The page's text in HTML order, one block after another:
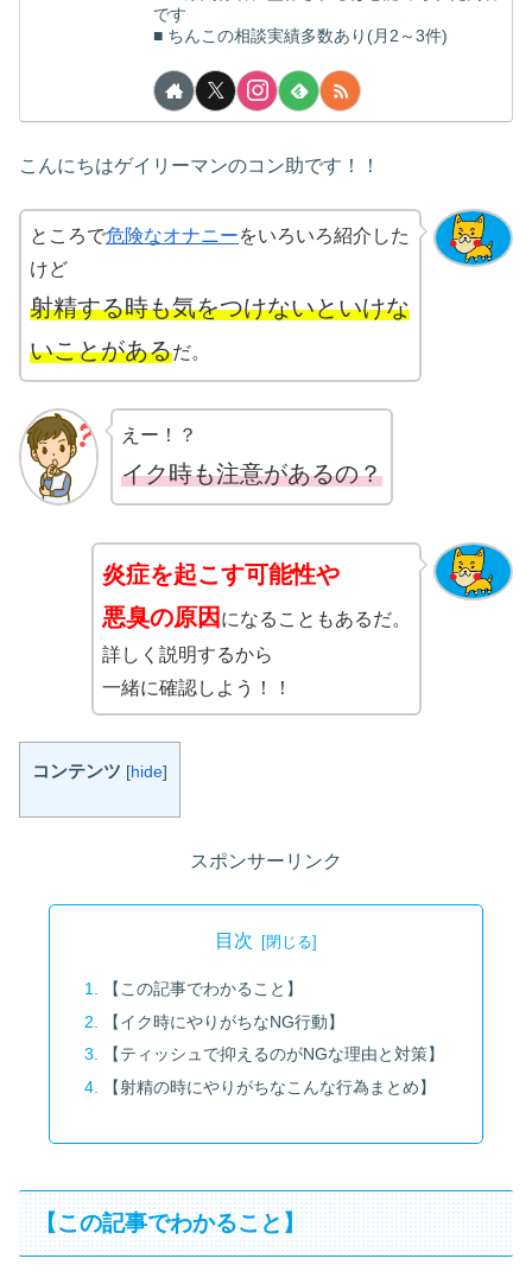
です
■ ちんこの相談実績多数あり(月2～3件)
こんにちはゲイリーマンのコン助です！！
ところで危険なオナニーをいろいろ紹介した
けど
射精する時も気をつけないといけな
いことがあるだ。
えー！？
イク時も注意があるの？
炎症を起こす可能性や
悪臭の原因 になることもあるだ。
詳しく説明するから
一緒に確認しよう！！
コンテンツ [hide]
スポンサーリンク
目次
【この記事でわかること】
【イク時にやりがちなNG行動】
【ティッシュで抑えるのがNGな理由と対策】
【射精の時にやりがちなこんな行為まとめ】
【この記事でわかること】